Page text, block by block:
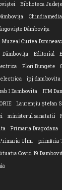
Biblioteca
Dâmbovița
Curtea
Dâmbovița Editorial
Flori Bungete
ipj dambovita
I Dambovita
ITM
Laurențiu Ștefan
ministerul sanatatii
Primaria Dragodana
Ulmi primăria
Covid 19